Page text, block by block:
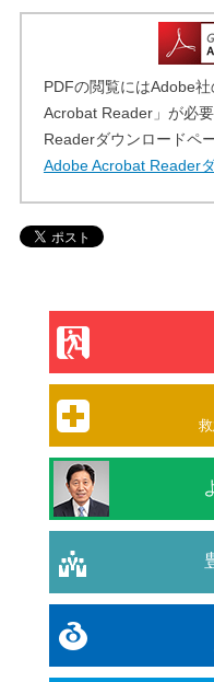
PDFの閲覧にはAdobe
Acrobat Reader」が必
Readerダウンロードペ
Adobe Acrobat Reader